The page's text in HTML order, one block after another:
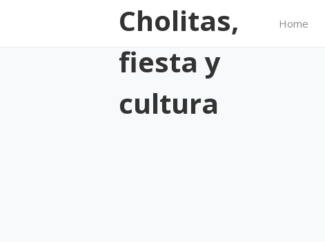
Cholitas,
fiesta y
cultura
Home